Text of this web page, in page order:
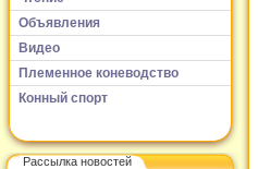
Объявления
Видео
Племенное коневодство
Конный спорт
Рассылка новостей